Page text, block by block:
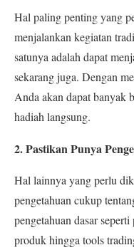
Hal paling penting yang
menjalankan kegiatan
satunya adalah dapat
sekarang juga. Dengan
Anda akan dapat banyak
hadiah langsung.
2. Pastikan Punya
Hal lainnya yang perlu
pengetahuan cukup
pengetahuan dasar
produk hingga tools